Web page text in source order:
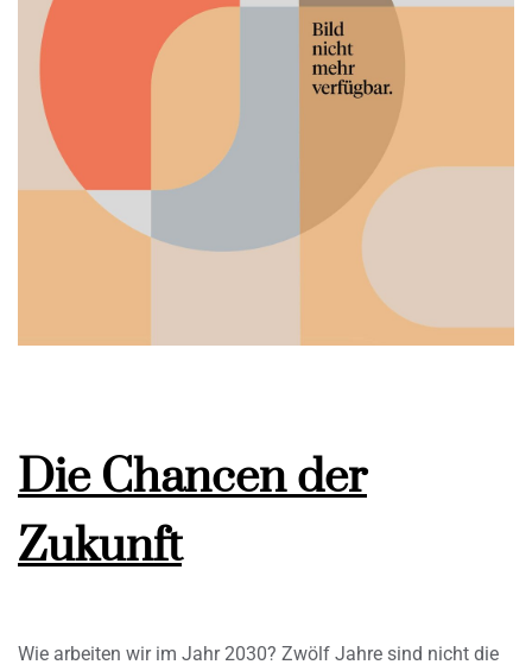
Die Chancen der
Zukunft
Wie arbeiten wir im Jahr 2030? Zwölf Jahre sind nicht die